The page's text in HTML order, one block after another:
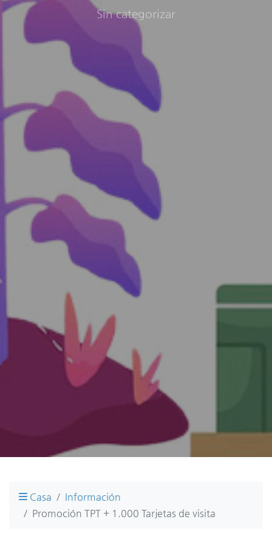
Sin categorizar
Casa
Información
Promoción TPT + 1.000 Tarjetas de visita